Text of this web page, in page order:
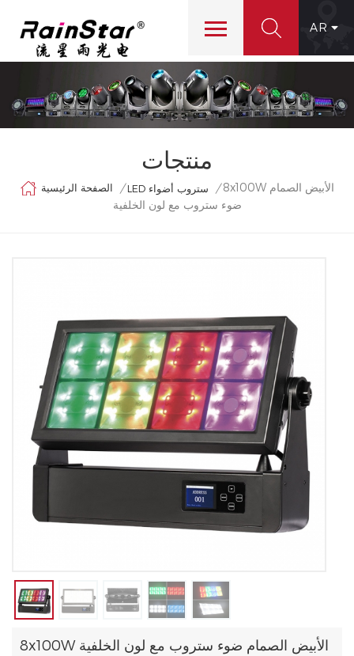
AR
منتجات
الصفحة الرئيسية / LED ستروب أضواء / 8x100W الأبيض الصمام
ضوء ستروب مع لون الخلفية
8x100W الأبيض الصمام ضوء ستروب مع لون الخلفية